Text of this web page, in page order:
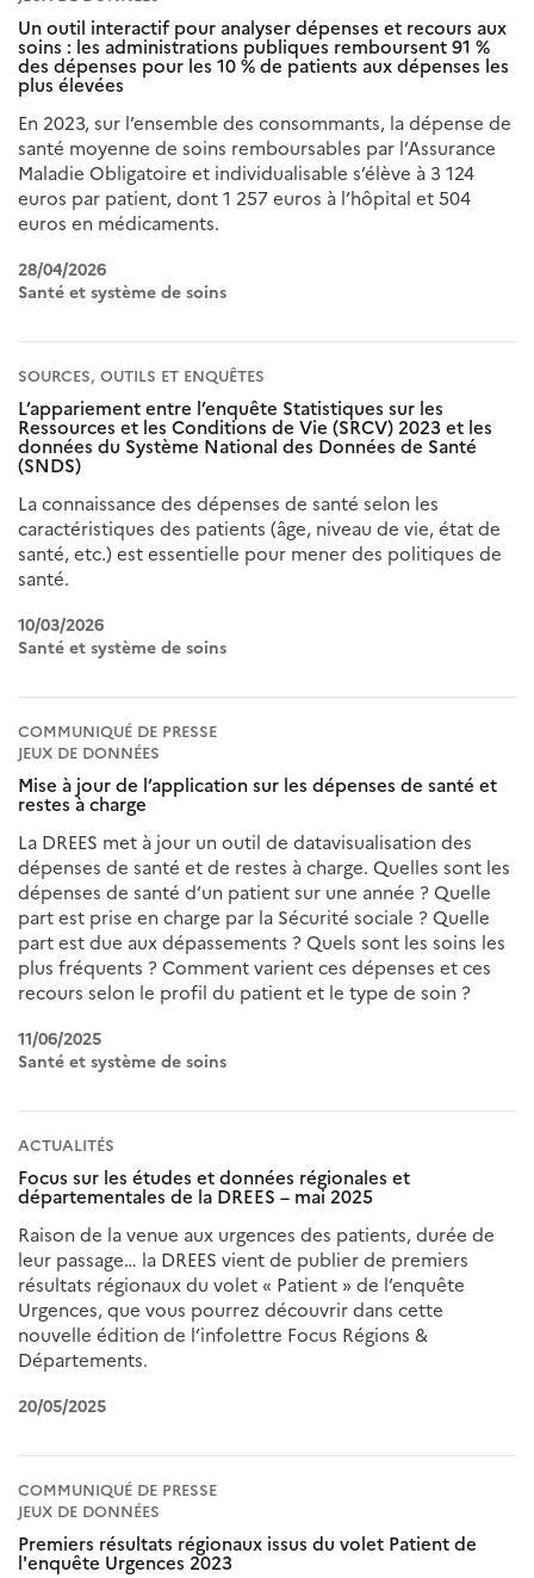
Un outil interactif pour analyser dépenses et recours aux
soins : les administrations publiques remboursent 91 %
des dépenses pour les 10 % de patients aux dépenses les
plus élevées
En 2023, sur l’ensemble des consommants, la dépense de
santé moyenne de soins remboursables par l’Assurance
Maladie Obligatoire et individualisable s’élève à 3 124
euros par patient, dont 1 257 euros à l’hôpital et 504
euros en médicaments.
28/04/2026
Santé et système de soins
SOURCES, OUTILS ET ENQUÊTES
L’appariement entre l’enquête Statistiques sur les
Ressources et les Conditions de Vie (SRCV) 2023 et les
données du Système National des Données de Santé
(SNDS)
La connaissance des dépenses de santé selon les
caractéristiques des patients (âge, niveau de vie, état de
santé, etc.) est essentielle pour mener des politiques de
santé.
10/03/2026
Santé et système de soins
COMMUNIQUÉ DE PRESSE
JEUX DE DONNÉES
Mise à jour de l’application sur les dépenses de santé et
restes à charge
La DREES met à jour un outil de datavisualisation des
dépenses de santé et de restes à charge. Quelles sont les
dépenses de santé d’un patient sur une année ? Quelle
part est prise en charge par la Sécurité sociale ? Quelle
part est due aux dépassements ? Quels sont les soins les
plus fréquents ? Comment varient ces dépenses et ces
recours selon le profil du patient et le type de soin ?
11/06/2025
Santé et système de soins
ACTUALITÉS
Focus sur les études et données régionales et
départementales de la DREES – mai 2025
Raison de la venue aux urgences des patients, durée de
leur passage… la DREES vient de publier de premiers
résultats régionaux du volet « Patient » de l’enquête
Urgences, que vous pourrez découvrir dans cette
nouvelle édition de l’infolettre Focus Régions &
Départements.
20/05/2025
COMMUNIQUÉ DE PRESSE
JEUX DE DONNÉES
Premiers résultats régionaux issus du volet Patient de
l'enquête Urgences 2023